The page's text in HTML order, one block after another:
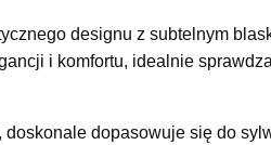
designu z subtelnym
i komfortu, idealnie
dopasowuje się do